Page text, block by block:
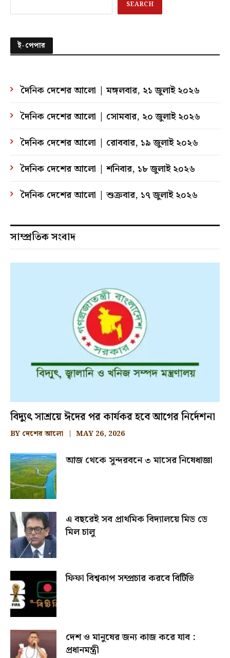
SEARCH
ই-পেপার
দৈনিক দেশের আলো | মঙ্গলবার, ২১ জুলাই ২০২৬
দৈনিক দেশের আলো | সোমবার, ২০ জুলাই ২০২৬
দৈনিক দেশের আলো | রোববার, ১৯ জুলাই ২০২৬
দৈনিক দেশের আলো | শনিবার, ১৮ জুলাই ২০২৬
দৈনিক দেশের আলো | শুক্রবার, ১৭ জুলাই ২০২৬
সাম্প্রতিক সংবাদ
বিদ্যুৎ সাশ্রয়ে ঈদের পর কার্যকর হবে আগের নির্দেশনা
BY দেশের আলো MAY 26, 2026
আজ থেকে সুন্দরবনে ৩ মাসের নিষেধাজ্ঞা
এ বছরেই সব প্রাথমিক বিদ্যালয়ে মিড ডে
মিল চালু
ফিফা বিশ্বকাপ সম্প্রচার করবে বিটিভি
দেশ ও মানুষের জন্য কাজ করে যাব :
প্রধানমন্ত্রী